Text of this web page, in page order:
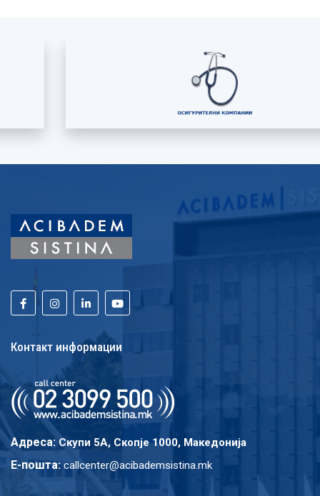
Контакт информации
Адреса: Скупи 5A, Скопје 1000, Македонија
E-пошта: callcenter@acibademsistina.mk